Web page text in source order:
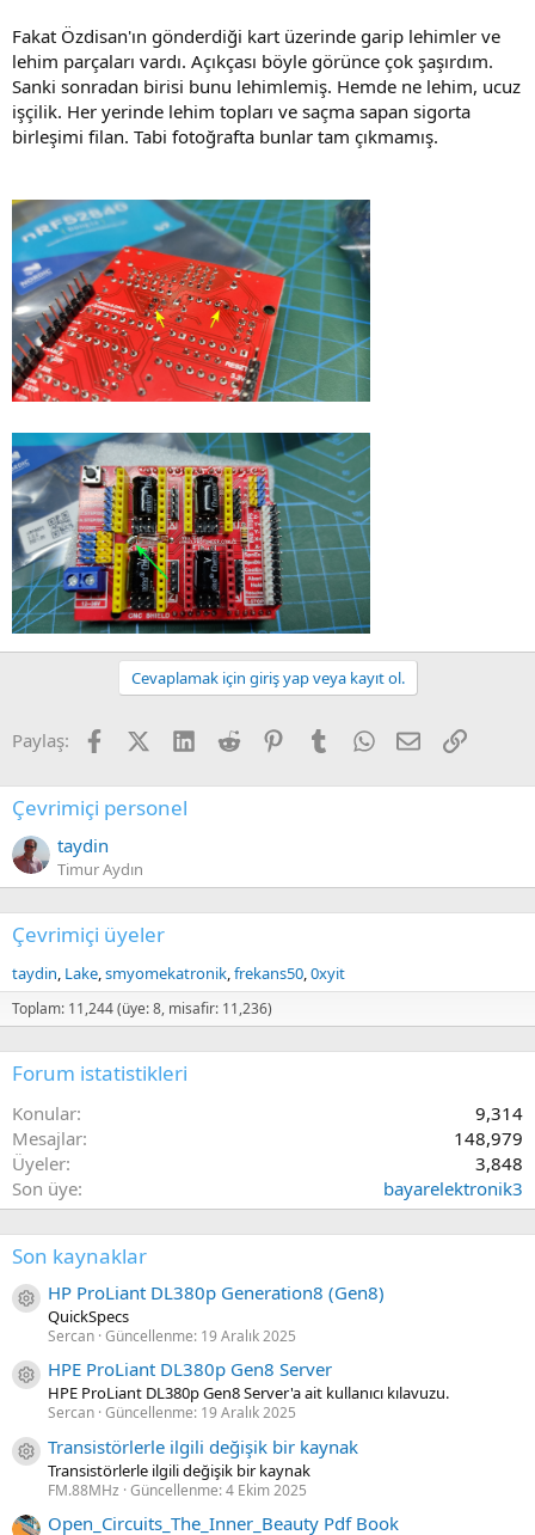
Fakat Özdisan'ın gönderdiği kart üzerinde garip lehimler ve
lehim parçaları vardı. Açıkçası böyle görünce çok şaşırdım.
Sanki sonradan birisi bunu lehimlemiş. Hemde ne lehim, ucuz
işçilik. Her yerinde lehim topları ve saçma sapan sigorta
birleşimi filan. Tabi fotoğrafta bunlar tam çıkmamış.
Cevaplamak için giriş yap veya kayıt ol.
Paylaş: FacebookX (Twitter)
LinkedIn
Reddit PinterestTumblrWhatsApp
E-postaLink
Çevrimiçi personel
taydin
Timur Aydın
Çevrimiçi üyeler
taydin Lake smyomekatronik frekans50 0xyit
Toplam: 11,244 (üye: 8, misafir: 11,236)
Forum istatistikleri
Konular
9,314
Mesajlar
148,979
Üyeler
3,848
Son üye
bayarelektronik3
Son kaynaklar
Kaynak ikon/amblem
HP ProLiant DL380p Generation8 (Gen8)
QuickSpecs
Sercan Güncellenme: 19 Aralık 2025
Kaynak ikon/amblem
HPE ProLiant DL380p Gen8 Server
HPE ProLiant DL380p Gen8 Server'a ait kullanıcı kılavuzu.
Sercan Güncellenme: 19 Aralık 2025
Kaynak ikon/amblem
Transistörlerle ilgili değişik bir kaynak
Transistörlerle ilgili değişik bir kaynak
FM.88MHz Güncellenme:4 Ekim 2025
Open_Circuits_The_Inner_Beauty Pdf Book